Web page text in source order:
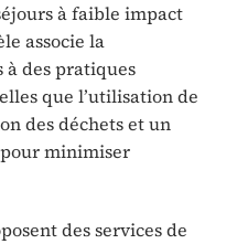
à faible impact
associe la
à des pratiques
que l’utilisation de
des déchets et un
minimiser
des services de